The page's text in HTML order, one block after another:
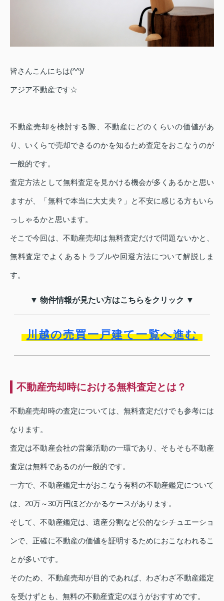
皆さんこんにちは(^^)/
アジア不動産です☆
不動産売却を検討する際、不動産にどのくらいの価値があ
り、いくらで売却できるのかを知るため査定をおこなうのが
一般的です。
査定方法として無料査定を見かける機会が多くあるかと思い
ますが、「無料で本当に大丈夫？」と不安に感じる方もいら
っしゃるかと思います。
そこで今回は、不動産売却は無料査定だけで問題ないかと、
無料査定でよくあるトラブルや回避方法について解説しま
す。
▼ 物件情報が見たい方はこちらをクリック ▼
川越の売買一戸建て一覧へ進む
不動産売却時における無料査定とは？
不動産売却時の査定については、無料査定だけでも参考には
なります。
査定は不動産会社の営業活動の一環であり、そもそも不動産
査定は無料であるのが一般的です。
一方で、不動産鑑定士がおこなう有料の不動産鑑定について
は、20万～30万円ほどかかるケースがあります。
そして、不動産鑑定は、遺産分割など公的なシチュエーショ
ンで、正確に不動産の価値を証明するためにおこなわれるこ
とが多いです。
そのため、不動産売却が目的であれば、わざわざ不動産鑑定
を受けずとも、無料の不動産査定のほうがおすすめです。